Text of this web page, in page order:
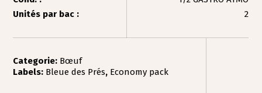
Unités par bac :
2
Categorie: Bœuf
Labels: Bleue des Prés, Economy pack